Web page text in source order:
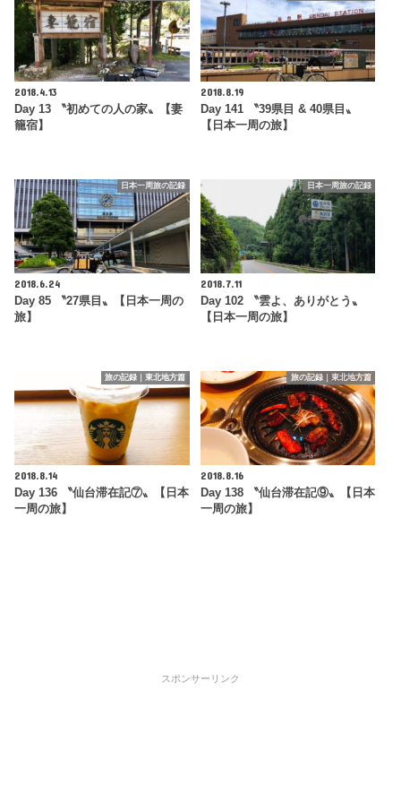
2018.4.13
Day 13 〝初めての人の家〟【妻
籠宿】
2018.8.19
Day 141 〝39県目 & 40県目〟
【日本一周の旅】
日本一周旅の記録
2018.6.24
Day 85 〝27県目〟【日本一周の
旅】
日本一周旅の記録
2018.7.11
Day 102 〝雲よ、ありがとう〟
【日本一周の旅】
旅の記録｜東北地方篇
2018.8.14
Day 136 〝仙台滞在記⑦〟【日本
一周の旅】
旅の記録｜東北地方篇
2018.8.16
Day 138 〝仙台滞在記⑨〟【日本
一周の旅】
スポンサーリンク